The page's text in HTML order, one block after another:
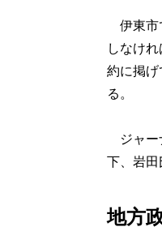
伊東市
しなけ
約に掲げ
る。
ジャー
下、岩田
地方